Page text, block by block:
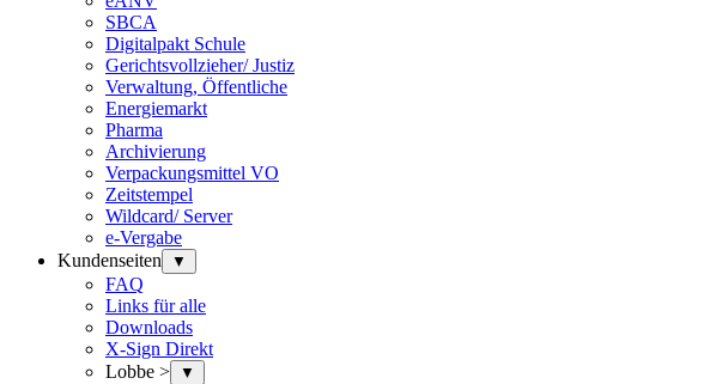
SBCA
Digitalpakt Schule
Gerichtsvollzieher/ Justiz
Verwaltung, Öffentliche
Energiemarkt
Pharma
Archivierung
Verpackungsmittel VO
Zeitstempel
Wildcard/ Server
e-Vergabe
Kundenseiten
▼
FAQ
Links für alle
Downloads
X-Sign Direkt
Lobbe >
▼